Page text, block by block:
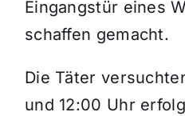
Gewinnspiele
Eingangstür eines
schaffen gemacht.
Die Täter
und 12:00 Uhr